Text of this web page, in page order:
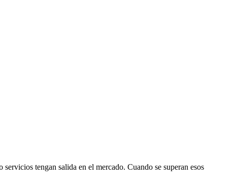
tengan salida en el mercado. Cuando se superan esos